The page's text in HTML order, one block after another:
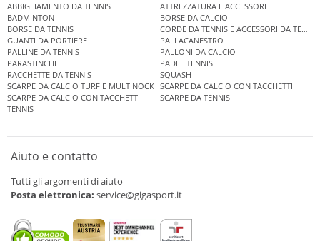
ABBIGLIAMENTO DA TENNIS
ATTREZZATURA E ACCESSORI
BADMINTON
BORSE DA CALCIO
BORSE DA TENNIS
CORDE DA TENNIS E ACCESSORI DA TENNIS
GUANTI DA PORTIERE
PALLACANESTRO
PALLINE DA TENNIS
PALLONI DA CALCIO
PARASTINCHI
PADEL TENNIS
RACCHETTE DA TENNIS
SQUASH
SCARPE DA CALCIO TURF E MULTINOCK SCARPE DA CALCIO CON TACCHETTI
SCARPE DA CALCIO CON TACCHETTI
SCARPE DA TENNIS
TENNIS
Aiuto e contatto
Tutti gli argomenti di aiuto
Posta elettronica: service@gigasport.it